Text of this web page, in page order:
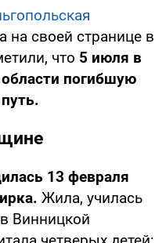
на своей странице в
что 5 июля в
погибшую
13 февраля
Жила, училась
Винницкой